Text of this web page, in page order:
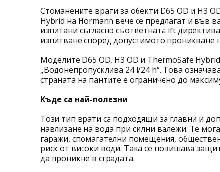
Стоманените врати за обекти D65 OD и H3
Hybrid на Hörmann вече се предлагат и във
изпитани съгласно съответната ift
изпитване според допустимото
Моделите D65 OD, H3 OD и ThermoSafe
„Водонепропусклива 24 l/24 h“. Това
страната на пантите е ограничено до
Къде са най-полезни
Този тип врати са подходящи за главни и
навлизане на вода при силни валежи. Те
гаражи, спомагателни помещения,
риск от високи води. Така се повишава
да проникне в сградата.